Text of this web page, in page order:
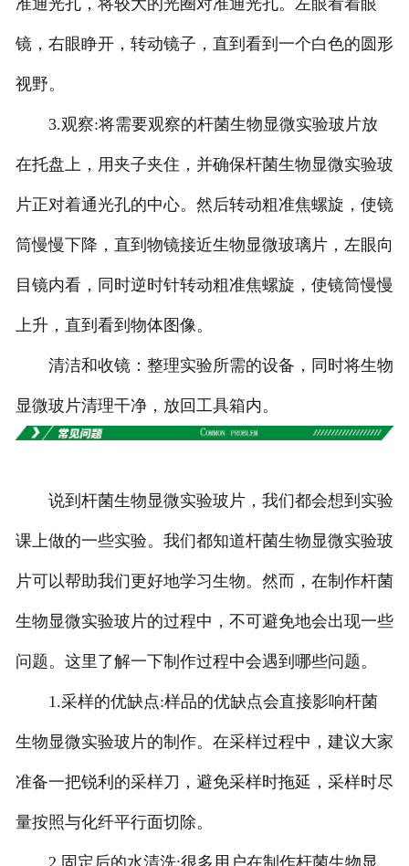
广东标本馆建设
- 广东海洋生物标本馆
- 广东昆虫标本馆
广东新鲜实验材料
- 广东植物实验材料
广东高校、职业技术院校教学
- 广东畜牧养殖
广东病虫害
- 广东医学教学
- 广东传统医学类
- 广东中小学实验指导书
镜，右眼睁开，转动镜子，直到看到一个白色的圆形
视野。
3.观察:将需要观察的杆菌生物显微实验玻片放
在托盘上，用夹子夹住，并确保杆菌生物显微实验玻
片正对着通光孔的中心。然后转动粗准焦螺旋，使镜
筒慢慢下降，直到物镜接近生物显微玻璃片，左眼向
目镜内看，同时逆时针转动粗准焦螺旋，使镜筒慢慢
上升，直到看到物体图像。
清洁和收镜：整理实验所需的设备，同时将生物
显微玻片清理干净，放回工具箱内。
说到杆菌生物显微实验玻片，我们都会想到实验
课上做的一些实验。我们都知道杆菌生物显微实验玻
片可以帮助我们更好地学习生物。然而，在制作杆菌
生物显微实验玻片的过程中，不可避免地会出现一些
问题。这里了解一下制作过程中会遇到哪些问题。
1.采样的优缺点:样品的优缺点会直接影响杆菌
生物显微实验玻片的制作。在采样过程中，建议大家
准备一把锐利的采样刀，避免采样时拖延，采样时尽
量按照与化纤平行面切除。